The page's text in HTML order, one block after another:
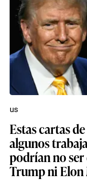
Estas cartas
algunos
podrían no
Trump ni Elon
us